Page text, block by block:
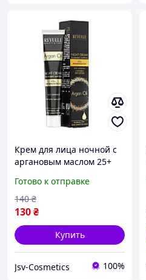
Крем для лица ночной с
аргановым маслом 25+
Готово к отправке
130₴
140 ₴
Купить
Jsv-Cosmetics 100%